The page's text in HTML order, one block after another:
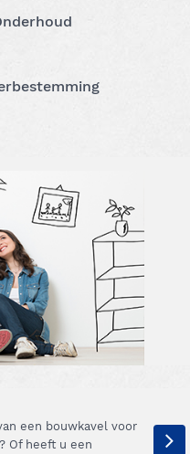
een bouwkavel voor
Of heeft u een